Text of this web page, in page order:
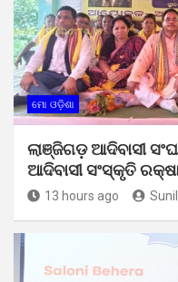
ମୋ ଓଡ଼ିଶା
ଲାଞ୍ଜିଗଡ଼ ଆଦିବାସୀ
ଆଦିବାସୀ ସଂସ୍କୃତି
13 hours ago